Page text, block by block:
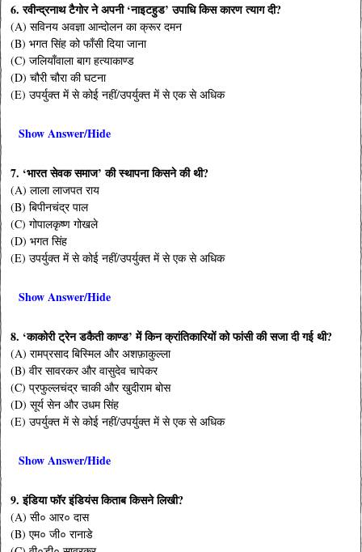
6. रवीन्द्रनाथ टैगोर ने अपनी ‘नाइटहुड’ उपाधि किस कारण त्याग दी?
(A) सविनय अवज्ञा आन्दोलन का क्रूर दमन
(B) भगत सिंह को फाँसी दिया जाना
(C) जलियाँवाला बाग हत्याकाण्ड
(D) चौरी चौरा की घटना
(E) उपर्युक्त में से कोई नहीं/उपर्युक्त में से एक से अधिक
Show Answer/Hide
7. ‘भारत सेवक समाज’ की स्थापना किसने की थी?
(A) लाला लाजपत राय
(B) बिपीनचंद्र पाल
(C) गोपालकृष्ण गोखले
(D) भगत सिंह
(E) उपर्युक्त में से कोई नहीं/उपर्युक्त में से एक से अधिक
Show Answer/Hide
8. ‘काकोरी ट्रेन डकैती काण्ड’ में किन क्रांतिकारियों को फांसी की सजा दी गई थी?
(A) रामप्रसाद बिस्मिल और अशफ़ाकुल्ला
(B) वीर सावरकर और वासुदेव चापेकर
(C) प्रफुल्लचंद्र चाकी और खुदीराम बोस
(D) सूर्य सेन और उधम सिंह
(E) उपर्युक्त में से कोई नहीं/उपर्युक्त में से एक से अधिक
Show Answer/Hide
9. इंडिया फॉर इंडियंस किताब किसने लिखी?
(A) सी० आर० दास
(B) एम० जी० रानाडे